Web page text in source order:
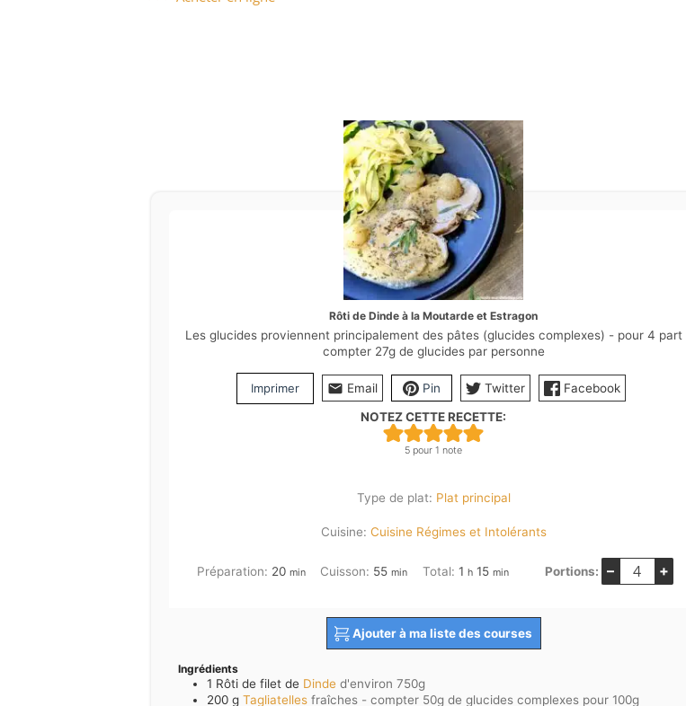
Rôti de Dinde à la Moutarde et Estragon
Les glucides proviennent principalement des pâtes (glucides complexes) - pour 4 part
compter 27g de glucides par personne
Imprimer Email Pin Twitter
Facebook
NOTEZ CETTE RECETTE:
5 pour 1 note
Type de plat: Plat principal
Cuisine: Cuisine Régimes et Intolérants
Préparation: 20minutes
min Cuisson: 55minutes
min Total: 1heure
h 15minutes
min Portions: – +
Ajouter à ma liste des courses
Ingrédients
1 Rôti de filet de Dinde d'environ 750g
200 g Tagliatelles fraîches - compter 50g de glucides complexes pour 100g